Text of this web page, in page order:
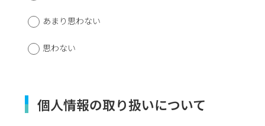
あまり思わない
思わない
個人情報の取り扱いについて